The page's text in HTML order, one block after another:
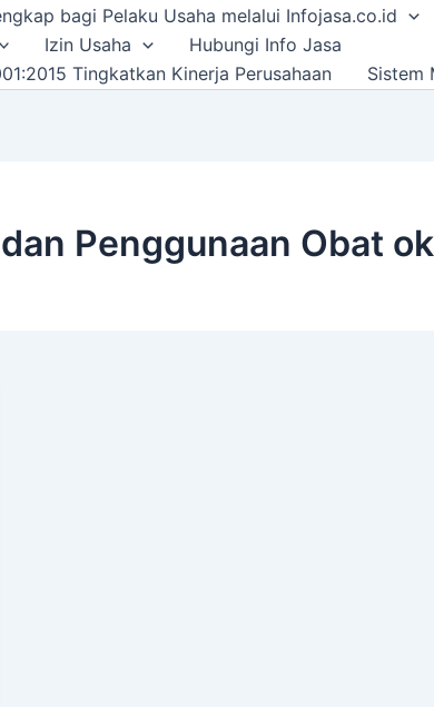
bagi Pelaku Usaha melalui Infojasa.co.id
Izin Usaha
Hubungi Info Jasa
Tingkatkan Kinerja Perusahaan
Sistem
Penggunaan Obat